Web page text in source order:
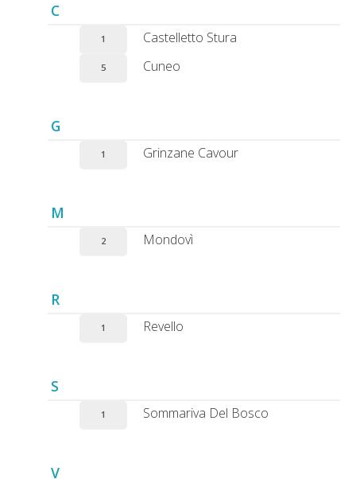
C
1 Castelletto Stura
5 Cuneo
G
1 Grinzane Cavour
M
2 Mondovì
R
1 Revello
S
1 Sommariva Del Bosco
V